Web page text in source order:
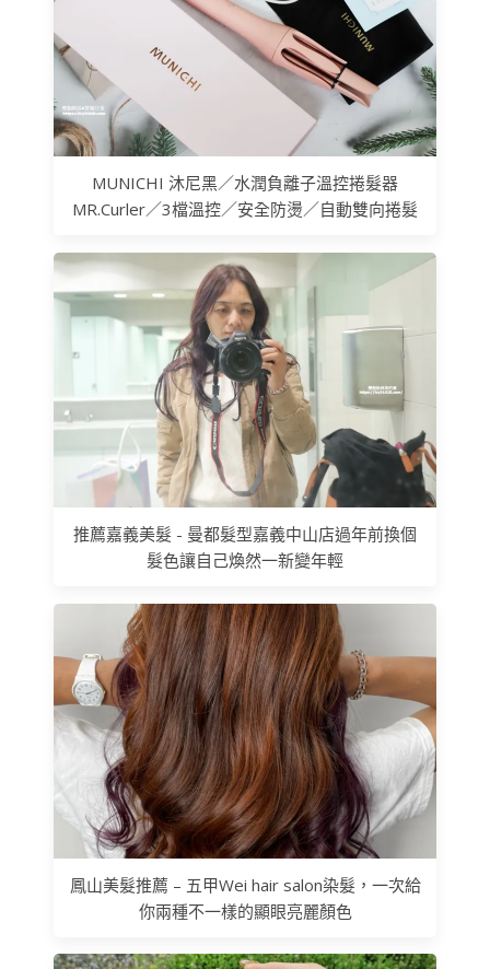
MUNICHI 沐尼黑／水潤負離子溫控捲髮器
MR.Curler／3檔溫控／安全防燙／自動雙向捲髮
推薦嘉義美髮 - 曼都髮型嘉義中山店過年前換個
髮色讓自己煥然一新變年輕
鳳山美髮推薦 – 五甲Wei hair salon染髮，一次給
你兩種不一樣的顯眼亮麗顏色